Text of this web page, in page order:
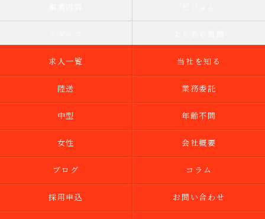
求人一覧 当社を知る
陸送 業務委託
中型 年齢不問
女性 会社概要
ブログ コラム
採用申込 お問い合わせ